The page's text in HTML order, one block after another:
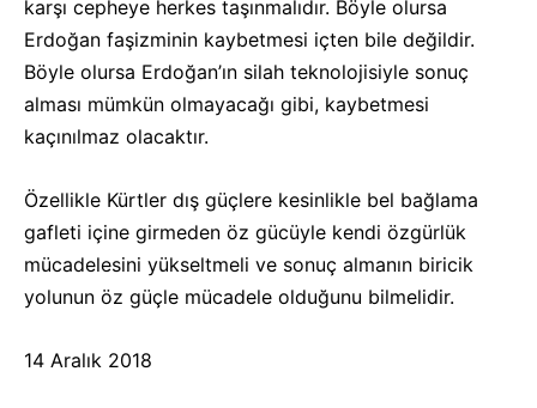
karşı cepheye herkes taşınmalıdır. Böyle olursa
Erdoğan faşizminin kaybetmesi içten bile değildir.
Böyle olursa Erdoğan’ın silah teknolojisiyle sonuç
alması mümkün olmayacağı gibi, kaybetmesi
kaçınılmaz olacaktır.
Özellikle Kürtler dış güçlere kesinlikle bel bağlama
gafleti içine girmeden öz gücüyle kendi özgürlük
mücadelesini yükseltmeli ve sonuç almanın biricik
yolunun öz güçle mücadele olduğunu bilmelidir.
14 Aralık 2018